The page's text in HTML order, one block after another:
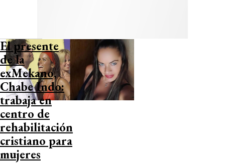
El presente
de la
exMekano,
Chabe Indo:
trabaja en
centro de
rehabilitación
cristiano para
mujeres